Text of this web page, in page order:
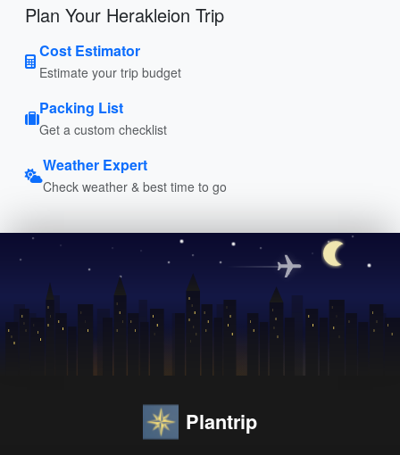
Plan Your Herakleion Trip
Cost Estimator
Estimate your trip budget
Packing List
Get a custom checklist
Weather Expert
Check weather & best time to go
Plantrip